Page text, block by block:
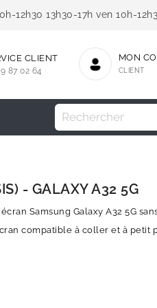
12h30 13h30-17h ven 10h-
MON
CLIENT
CLIENT
87 02 64
- GALAXY A32 5G
Samsung Galaxy A32 5G
compatible à coller et à petit